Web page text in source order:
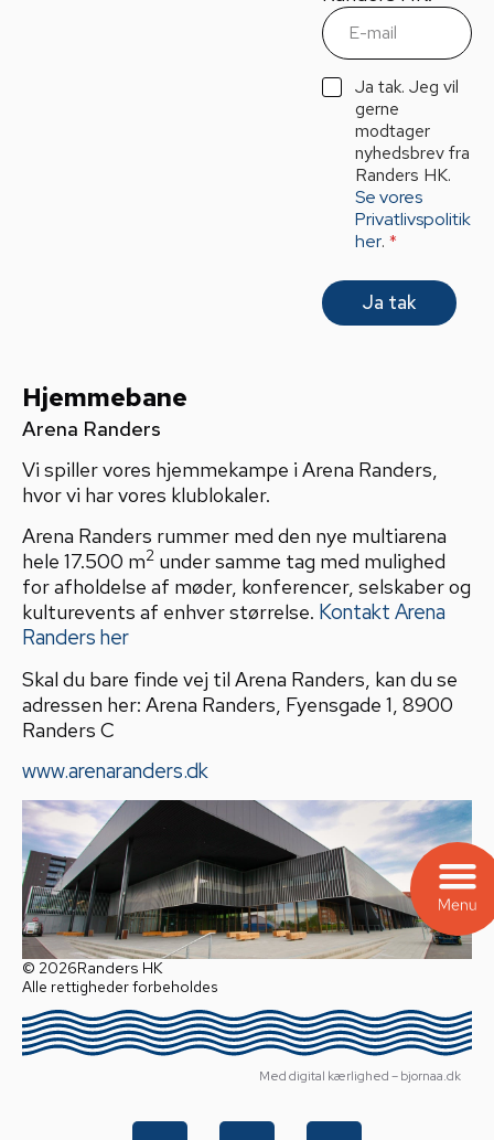
E
m
a
i
l
G
e
n
Ja tak. Jeg vil
gerne
modtager
nyhedsbrev fra
Randers HK.
Se vores
Privatlivspolitik
her. *
Ja tak
Hjemmebane
Arena Randers
Vi spiller vores hjemmekampe i Arena Randers,
hvor vi har vores klublokaler.
Arena Randers rummer med den nye multiarena
hele 17.500 m2 under samme tag med mulighed
for afholdelse af møder, konferencer, selskaber og
kulturevents af enhver størrelse. Kontakt Arena
Randers her
Skal du bare finde vej til Arena Randers, kan du se
adressen her: Arena Randers, Fyensgade 1, 8900
Randers C
www.arenaranders.dk
© 2026Randers HK
Alle rettigheder forbeholdes
Med digital kærlighed – bjornaa.dk